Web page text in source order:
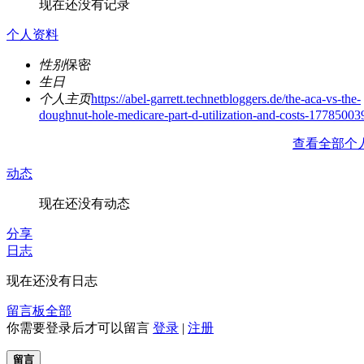
现在还没有记录
个人资料
性别保密
生日
个人主页https://abel-garrett.technetbloggers.de/the-aca-vs-the-
doughnut-hole-medicare-part-d-utilization-and-costs-
查看全部个
动态
现在还没有动态
分享
日志
现在还没有日志
留言板全部
你需要登录后才可以留言 登录 | 注册
留言